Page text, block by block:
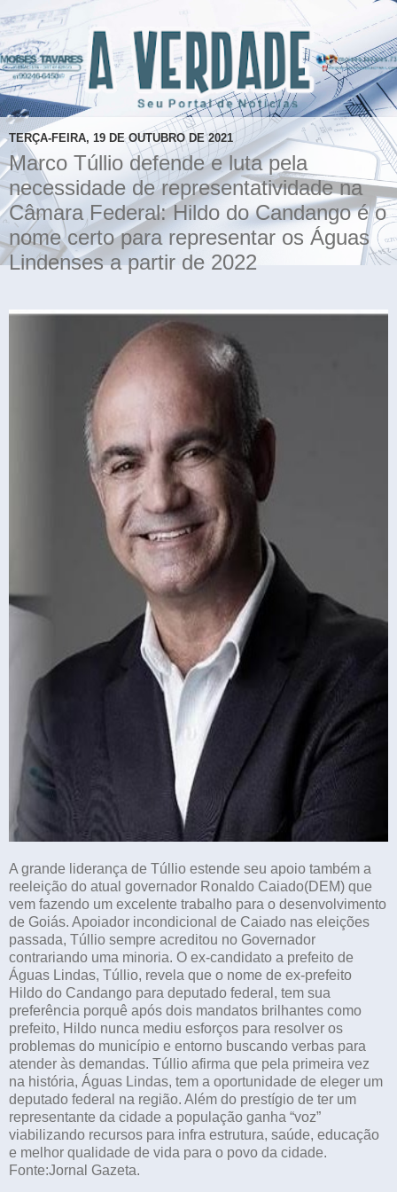
TERÇA-FEIRA, 19 DE OUTUBRO DE 2021
Marco Túllio defende e luta pela
necessidade de representatividade na
Câmara Federal: Hildo do Candango é o
nome certo para representar os Águas
Lindenses a partir de 2022
A grande liderança de Túllio estende seu apoio também a
reeleição do atual governador Ronaldo Caiado(DEM) que
vem fazendo um excelente trabalho para o desenvolvimento
de Goiás. Apoiador incondicional de Caiado nas eleições
passada, Túllio sempre acreditou no Governador
contrariando uma minoria. O ex-candidato a prefeito de
Águas Lindas, Túllio, revela que o nome de ex-prefeito
Hildo do Candango para deputado federal, tem sua
preferência porquê após dois mandatos brilhantes como
prefeito, Hildo nunca mediu esforços para resolver os
problemas do município e entorno buscando verbas para
atender às demandas. Túllio afirma que pela primeira vez
na história, Águas Lindas, tem a oportunidade de eleger um
deputado federal na região. Além do prestígio de ter um
representante da cidade a população ganha “voz”
viabilizando recursos para infra estrutura, saúde, educação
e melhor qualidade de vida para o povo da cidade.
Fonte:Jornal Gazeta.